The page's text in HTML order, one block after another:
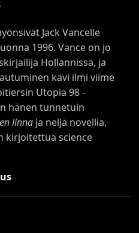
Jack Vancelle
1996. Vance on jo
Hollannissa, ja
kävi ilmi viime
Utopia 98 -
hänen tunnetuin
linna ja neljä novellia,
kirjoitettua science